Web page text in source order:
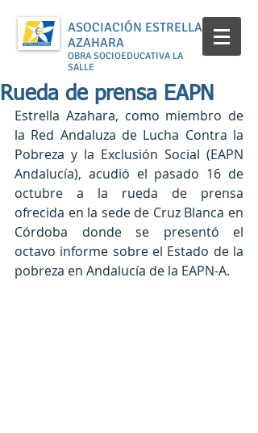
ASOCIACIÓN ESTRELLA
AZAHARA
OBRA SOCIOEDUCATIVA LA
SALLE
Rueda de prensa EAPN
Estrella Azahara, como miembro de
la Red Andaluza de Lucha Contra la
Pobreza y la Exclusión Social (EAPN
Andalucía), acudió el pasado 16 de
octubre a la rueda de prensa
ofrecida en la sede de Cruz Blanca en
Córdoba donde se presentó el
octavo informe sobre el Estado de la
pobreza en Andalucía de la EAPN-A.